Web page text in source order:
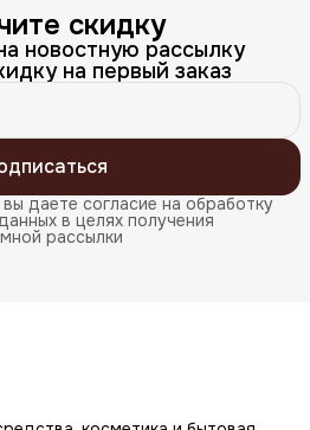
скидку
новостную рассылку
на первый заказ
даете согласие на обработку
в целях получения
рассылки